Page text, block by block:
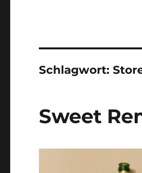
Schlagwort:
Sweet